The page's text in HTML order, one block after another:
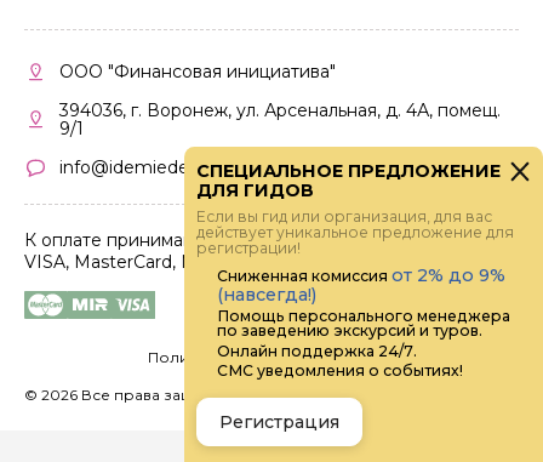
Кабинет партнера
Правила участия
ООО "Финансовая инициатива"
394036, г. Воронеж, ул. Арсенальная, д. 4А, помещ.
9/1
info@idemiedem.ru
К оплате принимаются карты
VISA, MasterCard, МИР
Политика конфиденциальности
© 2026 Все права защищены.
СПЕЦИАЛЬНОЕ ПРЕДЛОЖЕНИЕ
ДЛЯ ГИДОВ
Если вы гид или организация, для вас
действует уникальное предложение для
регистрации!
Сниженная комиссия от 2% до 9%
(навсегда!)
Помощь персонального менеджера
по заведению экскурсий и туров.
Онлайн поддержка 24/7.
СМС уведомления о событиях!
Регистрация